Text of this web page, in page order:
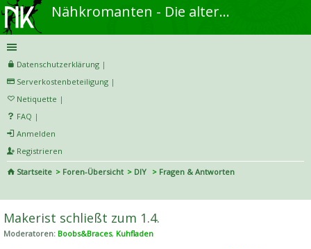
Nähkromanten - Die alternative Näh- und DIY-Community
Datenschutzerklärung |
Serverkostenbeteiligung |
Netiquette |
FAQ |
Anmelden
Registrieren
Startseite
Foren-Übersicht DIY
Fragen & Antworten
he
Makerist schließt zum 1.4.
Moderatoren: Boobs&Braces, Kuhfladen